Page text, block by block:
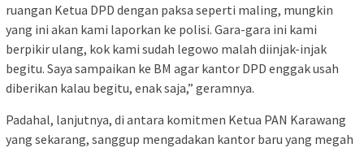
ruangan Ketua DPD dengan paksa seperti maling, mungkin
yang ini akan kami laporkan ke polisi. Gara-gara ini kami
berpikir ulang, kok kami sudah legowo malah diinjak-injak
begitu. Saya sampaikan ke BM agar kantor DPD enggak usah
diberikan kalau begitu, enak saja,” geramnya.
Padahal, lanjutnya, di antara komitmen Ketua PAN Karawang
yang sekarang, sanggup mengadakan kantor baru yang megah